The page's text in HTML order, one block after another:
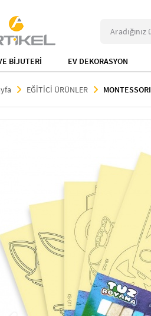
BİJUTERİ EV DEKORASYON
EĞİTİCİ ÜRÜNLER MONTESSORI